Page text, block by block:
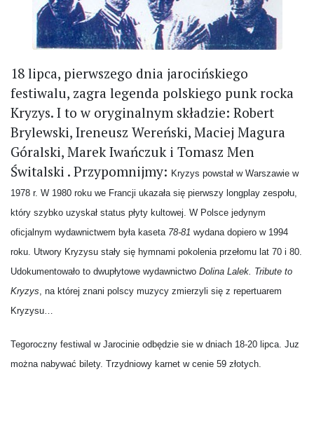
18 lipca, pierwszego dnia jarocińskiego
festiwalu, zagra legenda polskiego punk rocka
Kryzys. I to w oryginalnym składzie: Robert
Brylewski, Ireneusz Wereński, Maciej Magura
Góralski, Marek Iwańczuk i Tomasz Men
Świtalski . Przypomnijmy: Kryzys powstał w Warszawie w
1978 r. W 1980 roku we Francji ukazała się pierwszy longplay zespołu,
który szybko uzyskał status płyty kultowej. W Polsce jedynym
oficjalnym wydawnictwem była kaseta 78-81 wydana dopiero w 1994
roku. Utwory Kryzysu stały się hymnami pokolenia przełomu lat 70 i 80.
Udokumentowało to dwupłytowe wydawnictwo Dolina Lalek. Tribute to
Kryzys, na której znani polscy muzycy zmierzyli się z repertuarem
Kryzysu…
Tegoroczny festiwal w Jarocinie odbędzie sie w dniach 18-20 lipca. Juz
można nabywać bilety. Trzydniowy karnet w cenie 59 złotych.